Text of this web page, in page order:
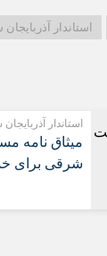
استاندار
استاندار
میثاق نامه
شرقی برای